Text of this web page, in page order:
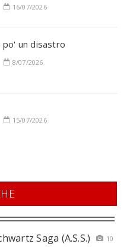
16/07/2026
po' un disastro
8/07/2026
15/07/2026
Saga (A.S.S.)
10